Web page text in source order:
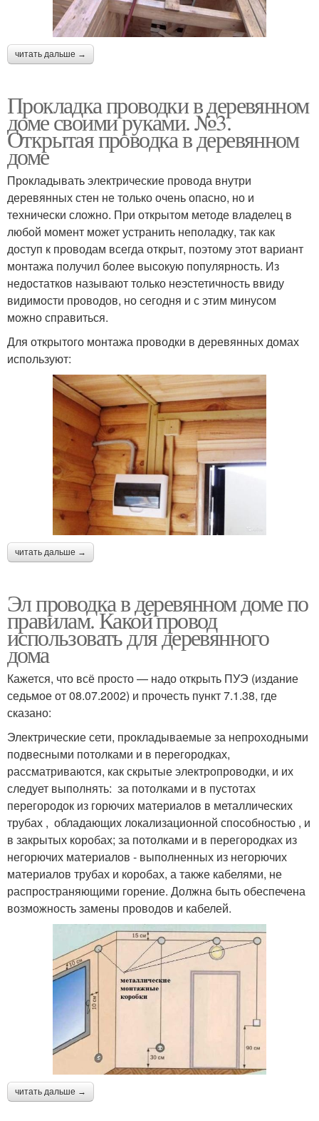
читать дальше →
Прокладка проводки в деревянном
доме своими руками. №3.
Открытая проводка в деревянном
доме
Прокладывать электрические провода внутри
деревянных стен не только очень опасно, но и
технически сложно. При открытом методе владелец в
любой момент может устранить неполадку, так как
доступ к проводам всегда открыт, поэтому этот вариант
монтажа получил более высокую популярность. Из
недостатков называют только неэстетичность ввиду
видимости проводов, но сегодня и с этим минусом
можно справиться.
Для открытого монтажа проводки в деревянных домах
используют:
читать дальше →
Эл проводка в деревянном доме по
правилам. Какой провод
использовать для деревянного
дома
Кажется, что всё просто — надо открыть ПУЭ (издание
седьмое от 08.07.2002) и прочесть пункт 7.1.38, где
сказано:
Электрические сети, прокладываемые за непроходными
подвесными потолками и в перегородках,
рассматриваются, как скрытые электропроводки, и их
следует выполнять: за потолками и в пустотах
перегородок из горючих материалов в металлических
трубах , обладающих локализационной способностью , и
в закрытых коробах; за потолками и в перегородках из
негорючих материалов - выполненных из негорючих
материалов трубах и коробах, а также кабелями, не
распространяющими горение. Должна быть обеспечена
возможность замены проводов и кабелей.
читать дальше →